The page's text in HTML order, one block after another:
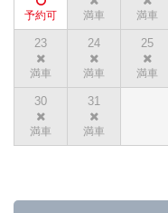
23 24 25
30 31